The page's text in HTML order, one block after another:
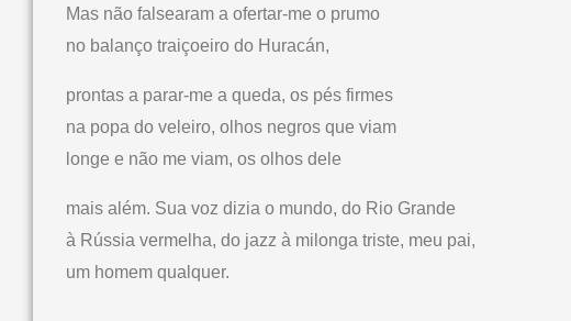
Mas não falsearam a ofertar-me o prumo
no balanço traiçoeiro do Huracán,
prontas a parar-me a queda, os pés firmes
na popa do veleiro, olhos negros que viam
longe e não me viam, os olhos dele
mais além. Sua voz dizia o mundo, do Rio Grande
à Rússia vermelha, do jazz à milonga triste, meu pai,
um homem qualquer.